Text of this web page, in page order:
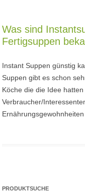
Was sind
Fertigsuppen
Instant Suppen günstig
Suppen gibt es schon
Köche die die Idee
Verbraucher/
PRODUKTSUCHE